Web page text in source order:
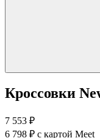
Кроссовки
7 553 ₽
6 798 ₽ с картой Meet